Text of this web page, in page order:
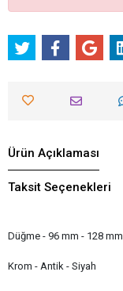
Ürün Açıklaması
Taksit Seçenekleri
Düğme - 96 mm - 128 mm
Krom - Antik - Siyah